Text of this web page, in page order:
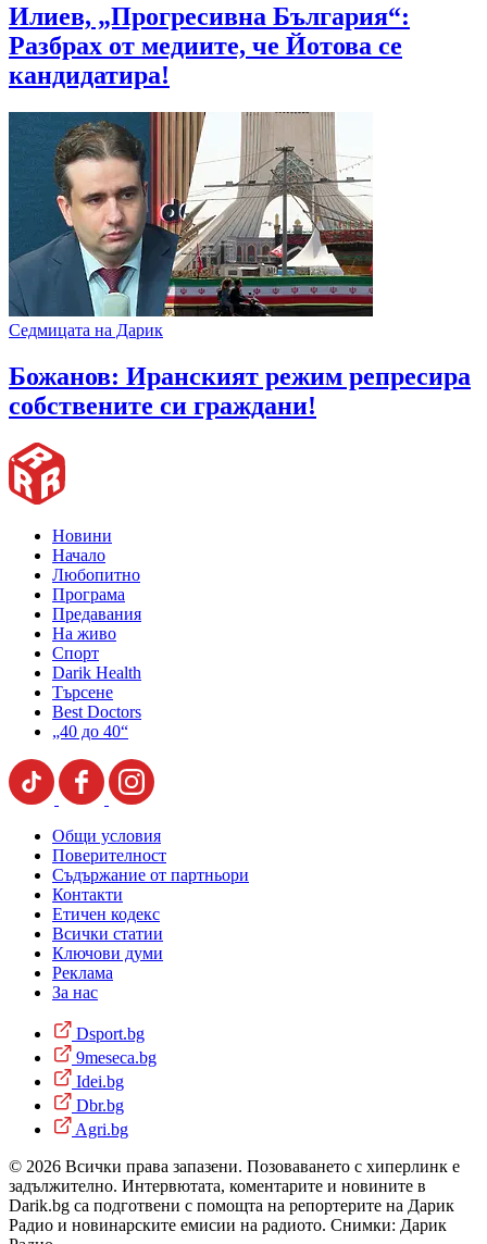
Илиев, „Прогресивна България“:
Разбрах от медиите, че Йотова се
кандидатира!
Седмицата на Дарик
Божанов: Иранският режим репресира
собствените си граждани!
Новини
Начало
Любопитно
Програма
Предавания
На живо
Спорт
Darik Health
Търсене
Best Doctors
„40 до 40“
Общи условия
Поверителност
Съдържание от партньори
Контакти
Етичен кодекс
Всички статии
Ключови думи
Реклама
За нас
Dsport.bg
9meseca.bg
Idei.bg
Dbr.bg
Agri.bg
© 2026 Всички права запазени. Позоваването с хиперлинк е
задължително. Интервютата, коментарите и новините в
Darik.bg са подготвени с помощта на репортерите на Дарик
Радио и новинарските емисии на радиото. Снимки: Дарик